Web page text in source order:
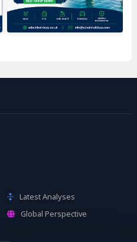
Latest Analyses
Global Perspective